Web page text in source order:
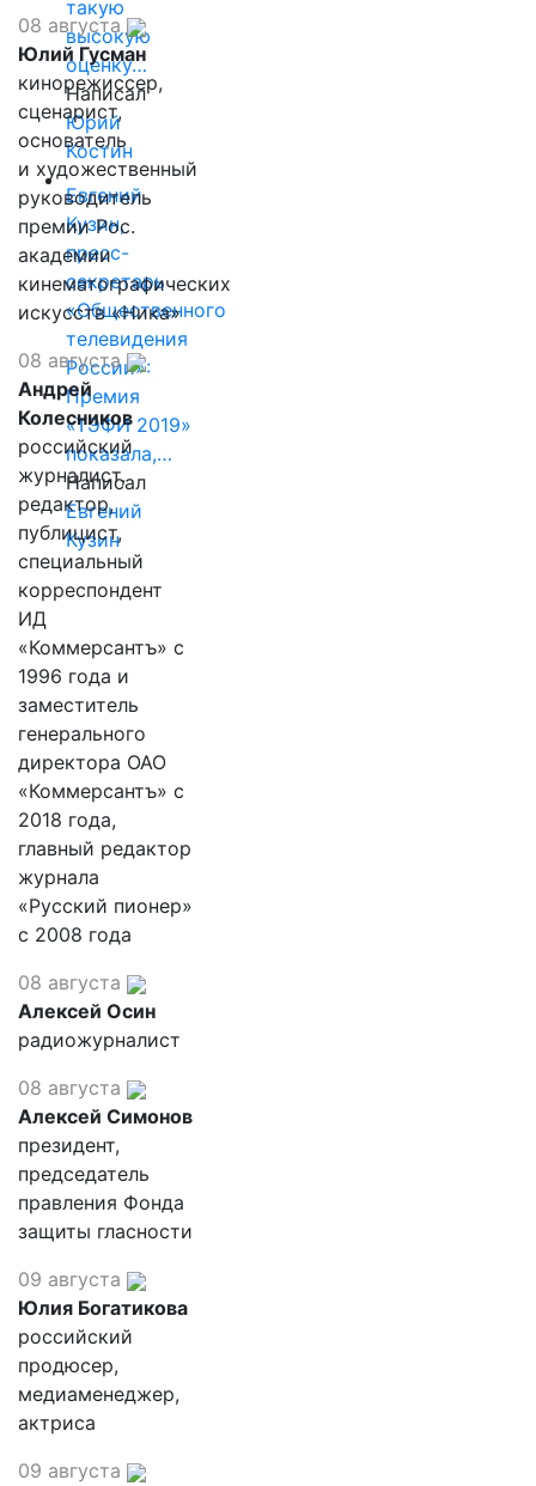
такую
высокую
оценку…
Написал
Юрий
Костин
Евгений
Кузин,
пресс-
секретарь
«Общественного
телевидения
России»:
Премия
«ТЭФИ 2019»
показала,…
Написал
Евгений
Кузин
08 августа
Юлий Гусман
кинорежиссер,
сценарист,
основатель
и художественный
руководитель
премии Рос.
академии
кинематографических
искусств «Ника»
08 августа
Андрей
Колесников
российский
журналист,
редактор,
публицист,
специальный
корреспондент
ИД
«Коммерсантъ» с
1996 года и
заместитель
генерального
директора ОАО
«Коммерсантъ» с
2018 года,
главный редактор
журнала
«Русский пионер»
с 2008 года
08 августа
Алексей Осин
радиожурналист
08 августа
Алексей Симонов
президент,
председатель
правления Фонда
защиты гласности
09 августа
Юлия Богатикова
российский
продюсер,
медиаменеджер,
актриса
09 августа